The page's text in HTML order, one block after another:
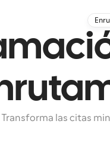
Transforma las citas